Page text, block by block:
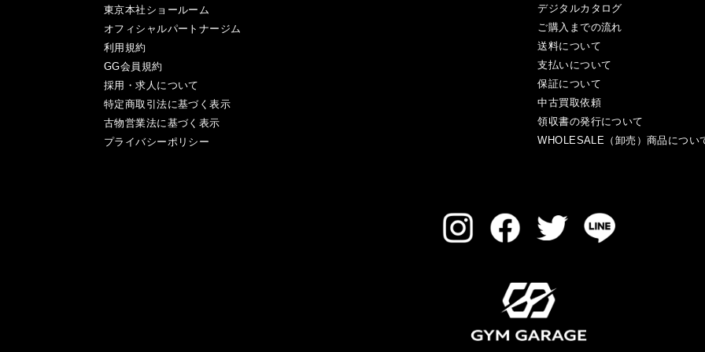
東京本社ショールーム
オフィシャルパートナージム
利用規約
GG会員規約
採用・求人について
特定商取引法に基づく表示
古物営業法に基づく表示
プライバシーポリシー
デジタルカタログ
ご購入までの流れ
送料について
支払いについて
保証について
中古買取依頼
領収書の発行について
WHOLESALE（卸売）商品につい